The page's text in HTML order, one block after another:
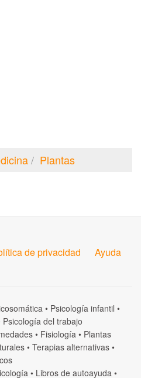
Plantas
de privacidad
Ayuda
• Psicología infantil •
Psicología del trabajo
• Fisiología • Plantas
• Terapias alternativas •
• Libros de autoayuda •